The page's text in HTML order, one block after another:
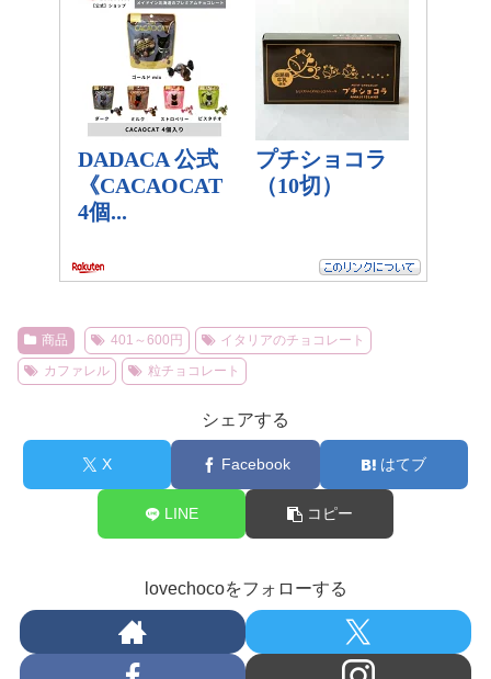
商品 401～600円
イタリアのチョコレート
カファレル
粒チョコレート
シェアする
X Facebook はてブ
LINE コピー
lovechocoをフォローする